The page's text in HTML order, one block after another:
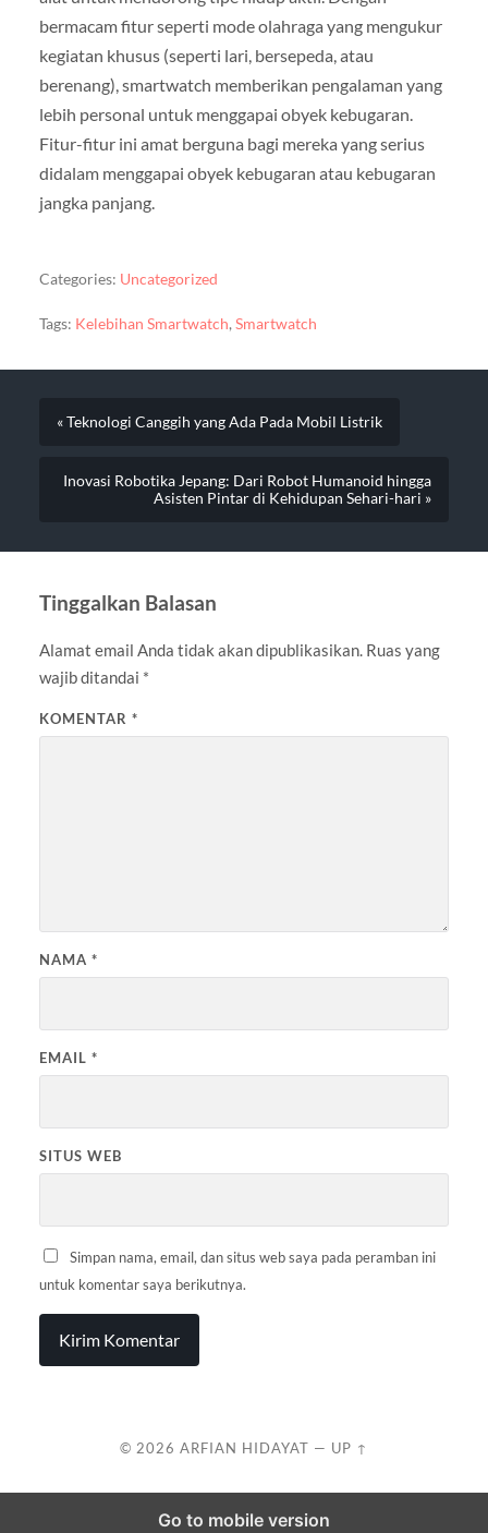
bermacam fitur seperti mode olahraga yang mengukur
kegiatan khusus (seperti lari, bersepeda, atau
berenang), smartwatch memberikan pengalaman yang
lebih personal untuk menggapai obyek kebugaran.
Fitur-fitur ini amat berguna bagi mereka yang serius
didalam menggapai obyek kebugaran atau kebugaran
jangka panjang.
Categories: Uncategorized
Tags: Kelebihan Smartwatch, Smartwatch
« Teknologi Canggih yang Ada Pada Mobil Listrik
Inovasi Robotika Jepang: Dari Robot Humanoid hingga
Asisten Pintar di Kehidupan Sehari-hari »
Tinggalkan Balasan
Alamat email Anda tidak akan dipublikasikan. Ruas yang
wajib ditandai *
KOMENTAR *
NAMA *
EMAIL *
SITUS WEB
Simpan nama, email, dan situs web saya pada peramban ini
untuk komentar saya berikutnya.
© 2026 ARFIAN HIDAYAT — UP ↑
Go to mobile version